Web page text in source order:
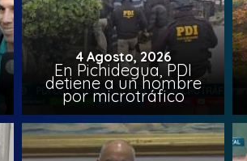
4 Agosto, 2026
En Pichidegua, PDI
detiene a un hombre
por microtráfico